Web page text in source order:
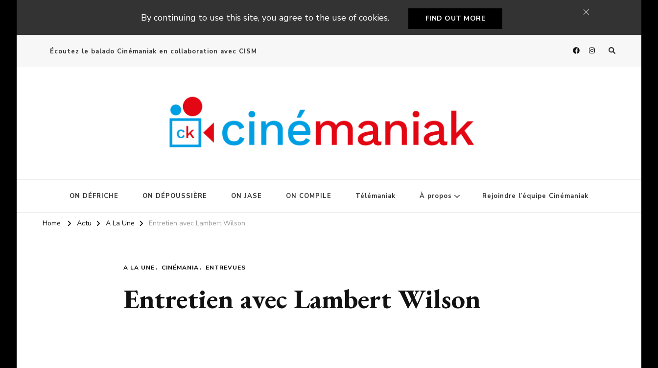
By continuing to use this site, you agree to the use of cookies. FIND OUT MORE
Écoutez le balado Cinémaniak en collaboration avec CISM
ON DÉFRICHE ON DÉPOUSSIÈRE ON JASE ON COMPILE Télémaniak À propos Rejoindre l’équipe Cinémaniak
Home Actu A La Une Entretien avec Lambert Wilson
A LA UNE CINÉMANIA ENTREVUES
Entretien avec Lambert Wilson